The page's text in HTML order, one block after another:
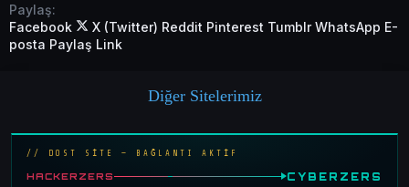
Paylaş:
Facebook
X (Twitter) Reddit Pinterest Tumblr WhatsApp E-
posta Paylaş Link
Diğer Sitelerimiz
// DOST SİTE — BAĞLANTI AKTİF
HACKERZERS CYBERZERS